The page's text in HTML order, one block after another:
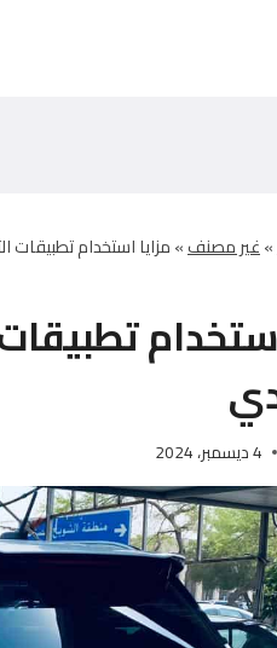
»غير مصنف»مزايا استخدام تطبيقات
4 ديسمبر، 2024